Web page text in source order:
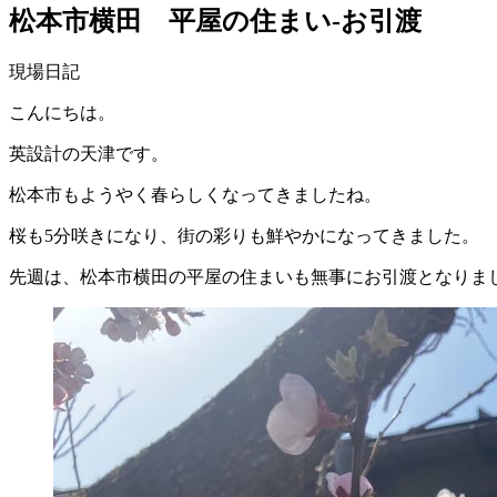
松本市横田 平屋の住まい-お引渡
現場日記
こんにちは。
英設計の天津です。
松本市もようやく春らしくなってきましたね。
桜も5分咲きになり、街の彩りも鮮やかになってきました。
先週は、松本市横田の平屋の住まいも無事にお引渡となりま